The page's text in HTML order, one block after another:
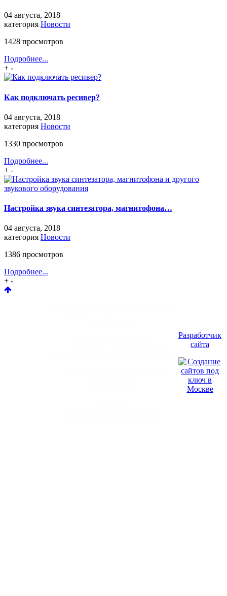
04 августа, 2018
категория Новости
1428 просмотров
Подробнее...
+ -
Как подключать ресивер?
04 августа, 2018
категория Новости
1330 просмотров
Подробнее...
+ -
Настройка звука синтезатора, магнитофона…
04 августа, 2018
категория Новости
1386 просмотров
Подробнее...
+ -
Разработчик
сайта